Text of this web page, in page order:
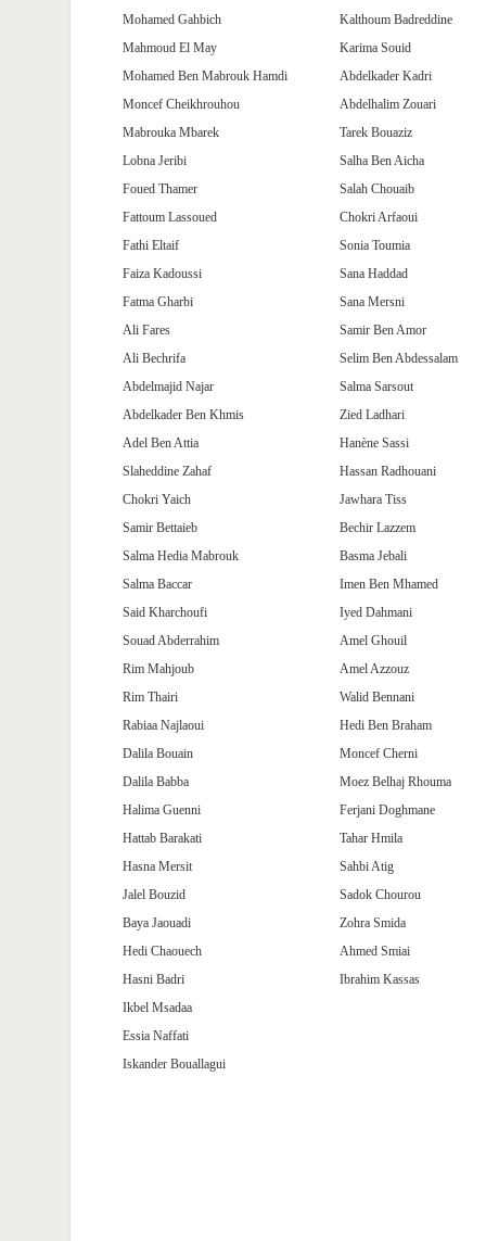
Mohamed Gahbich
Mahmoud El May
Mohamed Ben Mabrouk Hamdi
Moncef Cheikhrouhou
Mabrouka Mbarek
Lobna Jeribi
Foued Thamer
Fattoum Lassoued
Fathi Eltaif
Faiza Kadoussi
Fatma Gharbi
Ali Fares
Ali Bechrifa
Abdelmajid Najar
Abdelkader Ben Khmis
Adel Ben Attia
Slaheddine Zahaf
Chokri Yaich
Samir Bettaieb
Salma Hedia Mabrouk
Salma Baccar
Said Kharchoufi
Souad Abderrahim
Rim Mahjoub
Rim Thairi
Rabiaa Najlaoui
Dalila Bouain
Dalila Babba
Halima Guenni
Hattab Barakati
Hasna Mersit
Jalel Bouzid
Baya Jaouadi
Hedi Chaouech
Hasni Badri
Ikbel Msadaa
Essia Naffati
Iskander Bouallagui
Kalthoum Badreddine
Karima Souid
Abdelkader Kadri
Abdelhalim Zouari
Tarek Bouaziz
Salha Ben Aicha
Salah Chouaib
Chokri Arfaoui
Sonia Toumia
Sana Haddad
Sana Mersni
Samir Ben Amor
Selim Ben Abdessalam
Salma Sarsout
Zied Ladhari
Hanène Sassi
Hassan Radhouani
Jawhara Tiss
Bechir Lazzem
Basma Jebali
Imen Ben Mhamed
Iyed Dahmani
Amel Ghouil
Amel Azzouz
Walid Bennani
Hedi Ben Braham
Moncef Cherni
Moez Belhaj Rhouma
Ferjani Doghmane
Tahar Hmila
Sahbi Atig
Sadok Chourou
Zohra Smida
Ahmed Smiai
Ibrahim Kassas